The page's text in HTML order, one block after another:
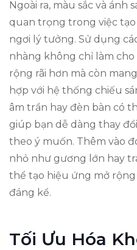
Ngoài ra, màu sắc và ánh
quan trọng trong việc
ngơi lý tưởng. Sử dụng
nhàng không chỉ làm
rộng rãi hơn mà còn
hợp với hệ thống chiếu
âm trần hay đèn bàn có
giúp bạn dễ dàng thay
theo ý muốn. Thêm vào
nhỏ như gương lớn hay
thể tạo hiệu ứng mở
đáng kể.
Tối Ưu Hóa